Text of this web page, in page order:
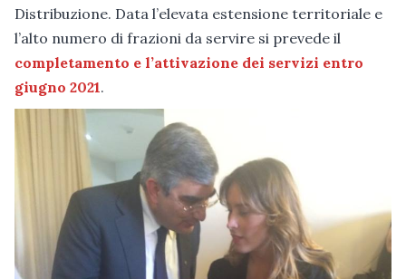
Distribuzione. Data l’elevata estensione territoriale e
l’alto numero di frazioni da servire si prevede il
completamento e l’attivazione dei servizi entro
giugno 2021.